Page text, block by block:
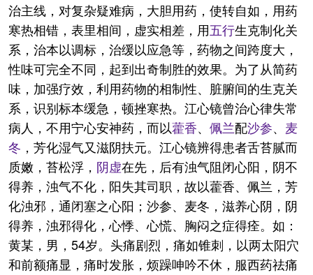
治主线，对复杂疑难病，大胆用药，使转自如，用药
寒热相错，表里相间，虚实相差，用五行生克制化关
系，治本以调标，治缓以应急等，药物之间跨度大，
性味可完全不同，起到出奇制胜的效果。为了从简药
味，加强疗效，利用药物的相制性、脏腑间的生克关
系，识别标本缓急，顿挫寒热。江心镜曾治心律失常
病人，不用宁心安神药，而以藿香、 佩兰配沙参、 麦
冬 ，芳化湿气又滋阴扶元。江心镜辨得患者舌苔腻而
质嫩，苔松浮， 阴虚在先，后有浊气阻闭心阳，阴不
得养，浊气不化，阳失其司职，故以藿香、佩兰，芳
化浊邪，通闭塞之心阳；沙参、麦冬，滋养心阴，阴
得养，浊邪得化，心悸、心慌、胸闷之症得痊。如：
黄某，男，54岁。头痛剧烈，痛如锥刺，以两太阳穴
和前额痛显，痛时发胀，烦躁呻吟不休，服西药祛痛